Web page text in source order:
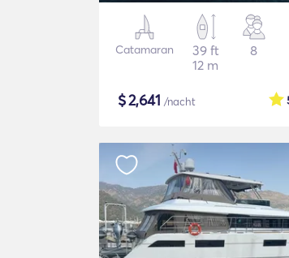
Catamaran
39 ft
12 m
8
$2,641 /nacht